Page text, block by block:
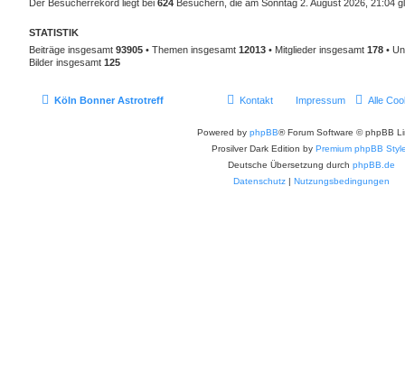
Der Besucherrekord liegt bei 624 Besuchern, die am Sonntag 2. August 2026, 21:04
STATISTIK
Beiträge insgesamt 93905 • Themen insgesamt 12013 • Mitglieder insgesamt 178 •
Bilder insgesamt 125
Köln Bonner Astrotreff Alle
Impressum
Kontakt
Powered by phpBB® Forum Software © phpBB
Prosilver Dark Edition by Premium phpBB
Deutsche Übersetzung durch phpBB.de
Datenschutz | Nutzungsbedingungen